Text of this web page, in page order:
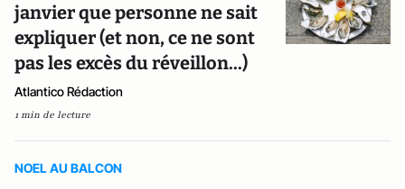
janvier que personne ne sait
expliquer (et non, ce ne sont
pas les excès du réveillon...)
Atlantico Rédaction
1 min de lecture
NOEL AU BALCON